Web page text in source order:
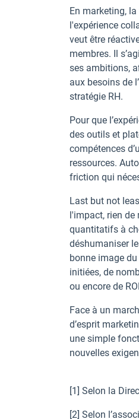
En marketing,
l'expérience
veut être
membres. Il
ses ambitions,
aux besoins de
stratégie RH.
Pour que
des outils et
compétences
ressources.
friction qui
Last but not
l'impact, rien
quantitatifs à
déshumaniser
bonne image
initiées, de
ou encore de
Face à un
d’esprit
une simple
nouvelles
[1] Selon la
[2] Selon